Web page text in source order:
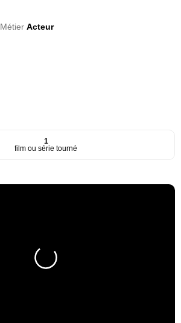
MétierActeur
1
film ou série tourné